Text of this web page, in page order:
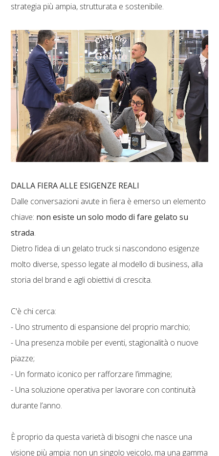
strategia più ampia, strutturata e sostenibile.
DALLA FIERA ALLE ESIGENZE REALI
Dalle conversazioni avute in fiera è emerso un elemento
chiave: non esiste un solo modo di fare gelato su
strada.
Dietro l’idea di un gelato truck si nascondono esigenze
molto diverse, spesso legate al modello di business, alla
storia del brand e agli obiettivi di crescita.
C'è chi cerca:
- Uno strumento di espansione del proprio marchio;
- Una presenza mobile per eventi, stagionalità o nuove
piazze;
- Un formato iconico per rafforzare l’immagine;
- Una soluzione operativa per lavorare con continuità
durante l’anno.
È proprio da questa varietà di bisogni che nasce una
visione più ampia: non un singolo veicolo, ma una gamma